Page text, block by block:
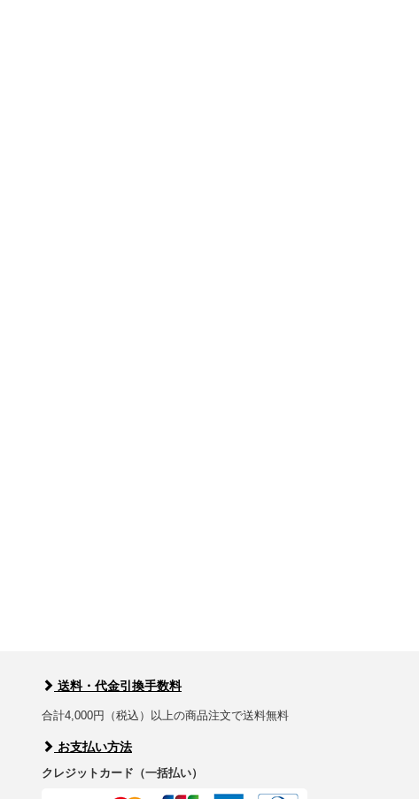
送料・代金引換手数料
合計4,000円（税込）以上の商品注文で送料無料
お支払い方法
クレジットカード（一括払い）